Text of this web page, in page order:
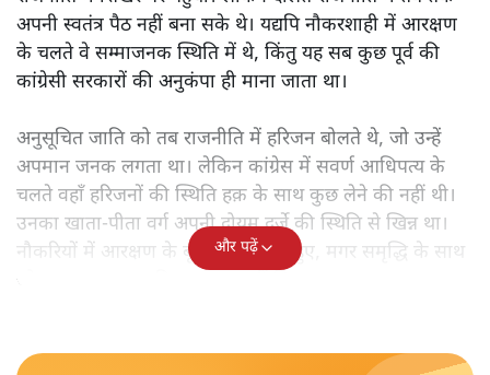
अपनी स्वतंत्र पैठ नहीं बना सके थे। यद्यपि नौकरशाही में आरक्षण
के चलते वे सम्माजनक स्थिति में थे, किंतु यह सब कुछ पूर्व की
कांग्रेसी सरकारों की अनुकंपा ही माना जाता था।
अनुसूचित जाति को तब राजनीति में हरिजन बोलते थे, जो उन्हें
अपमान जनक लगता था। लेकिन कांग्रेस में सवर्ण आधिपत्य के
चलते वहाँ हरिजनों की स्थिति हक़ के साथ कुछ लेने की नहीं थी।
उनका खाता-पीता वर्ग अपनी दोयम दर्जे की स्थिति से खिन्न था।
नौकरियों में आरक्षण के बूते वे समृद्ध तो हुए, मगर समृद्धि के साथ
जो आत्म-सम्मान चाहिए था, वह नहीं मिल रहा था।
और पढ़ें